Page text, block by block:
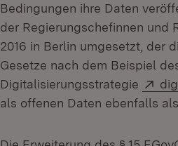
Bedingungen ihre Daten
der Regierungschefinnen und
2016 in Berlin umgesetzt, der
Gesetze nach dem Beispiel
Digitalisierungsstrategie
als offenen Daten ebenfalls